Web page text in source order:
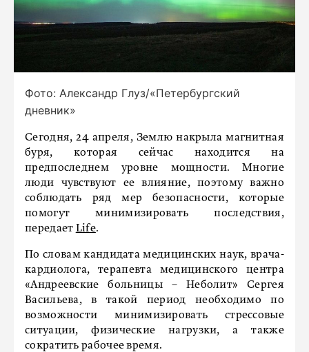
Фото: Александр Глуз/«Петербургский
дневник»
Сегодня, 24 апреля, Землю накрыла магнитная
буря, которая сейчас находится на
предпоследнем уровне мощности. Многие
люди чувствуют ее влияние, поэтому важно
соблюдать ряд мер безопасности, которые
помогут минимизировать последствия,
передает Life.
По словам кандидата медицинских наук, врача-
кардиолога, терапевта медицинского центра
«Андреевские больницы – Неболит» Сергея
Васильева, в такой период необходимо по
возможности минимизировать стрессовые
ситуации, физические нагрузки, а также
сократить рабочее время.